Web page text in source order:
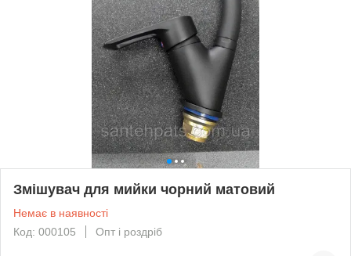
Змішувач для мийки чорний матовий
Немає в наявності
Код: 000105
Опт і роздріб